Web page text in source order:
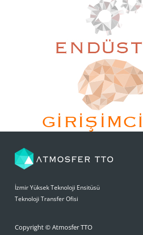
İzmir Yüksek Teknoloji Ensitüsü
Teknoloji Transfer Ofisi
Copyright © Atmosfer TTO